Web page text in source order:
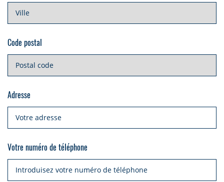
Code postal
Adresse
Votre numéro de téléphone